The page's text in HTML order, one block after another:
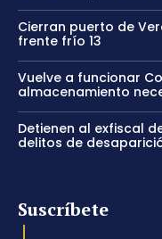
Cierran puerto de
frente frío 13
Vuelve a funcionar
almacenamiento
Detienen al exfiscal
delitos de
Suscríbete